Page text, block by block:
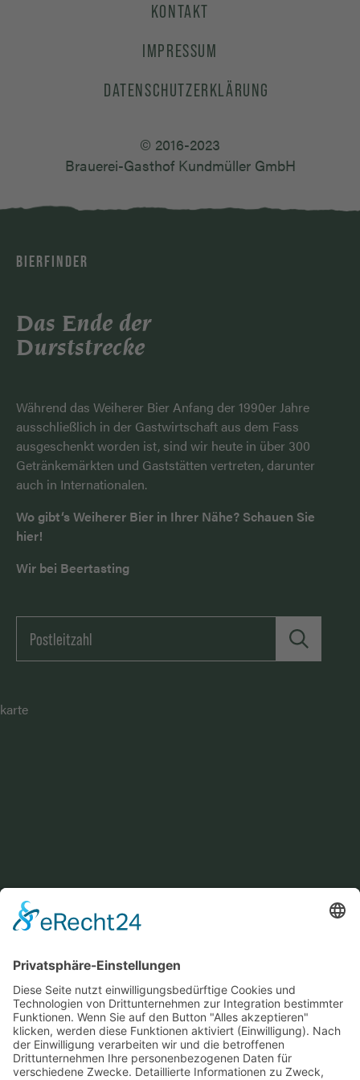
KONTAKT
IMPRESSUM
DATENSCHUTZERKLÄRUNG
© 2016-2023
Brauerei-Gasthof Kundmüller GmbH
BIERFINDER
Das Ende der
Durststrecke
Während das Weiherer Bier Anfang der 1990er Jahre
ausschließlich in der Gastwirtschaft aus dem Fass
ausgeschenkt worden ist, sind wir heute in über 300
Getränkemärkten und Gaststätten vertreten, darunter
auch in Internationalen.
Wo gibt‘s Weiherer Bier in Ihrer Nähe? Schauen Sie
hier!
Wir bei Beertasting
karte